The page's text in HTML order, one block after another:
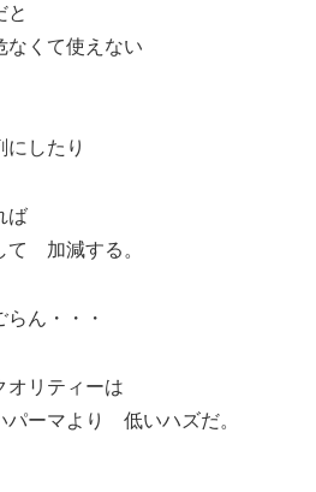
と
くて使えない
にしたり
ば
て 加減する。
ん・・・
オリティーは
パーマより 低いハズだ。